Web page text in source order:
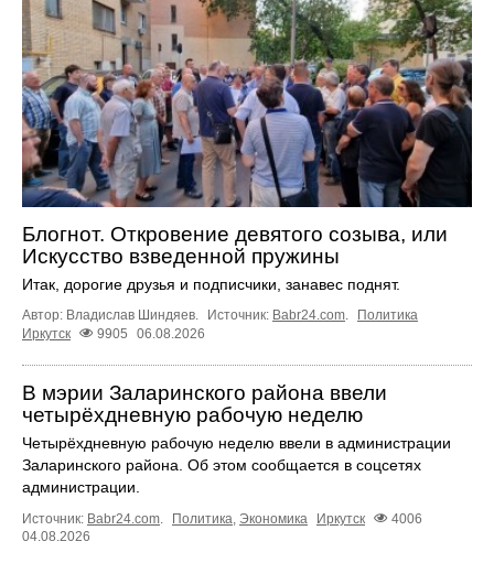
Блогнот. Откровение девятого созыва, или
Искусство взведенной пружины
Итак, дорогие друзья и подписчики, занавес поднят.
Автор: Владислав Шиндяев. Источник: Babr24.com.
Политика
Иркутск
9905 06.08.2026
В мэрии Заларинского района ввели
четырёхдневную рабочую неделю
Четырёхдневную рабочую неделю ввели в администрации
Заларинского района. Об этом сообщается в соцсетях
администрации.
Источник: Babr24.com. Политика, Экономика Иркутск
4006
04.08.2026